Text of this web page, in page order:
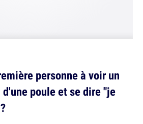
personne à voir un
poule et se dire "je